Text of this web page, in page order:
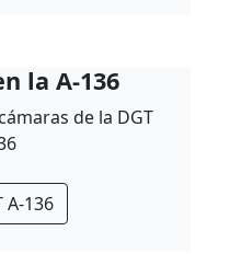
la A-136
de la DGT
A-136